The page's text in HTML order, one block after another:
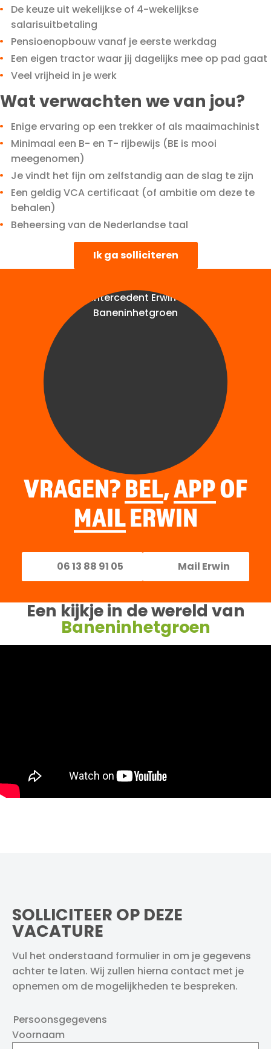
De keuze uit wekelijkse of 4-wekelijkse
salarisuitbetaling
Pensioenopbouw vanaf je eerste werkdag
Een eigen tractor waar jij dagelijks mee op pad gaat
Veel vrijheid in je werk
Wat verwachten we van jou?
Enige ervaring op een trekker of als maaimachinist
Minimaal een B- en T- rijbewijs (BE is mooi
meegenomen)
Je vindt het fijn om zelfstandig aan de slag te zijn
Een geldig VCA certificaat (of ambitie om deze te
behalen)
Beheersing van de Nederlandse taal
Ik ga solliciteren
VRAGEN?BEL,APPOF
MAILERWIN
06 13 88 91 05 Mail Erwin
Een kijkje in de wereld van
Baneninhetgroen
SOLLICITEER OP DEZE
VACATURE
Vul het onderstaand formulier in om je gegevens
achter te laten. Wij zullen hierna contact met je
opnemen om de mogelijkheden te bespreken.
Persoonsgegevens
Voornaam